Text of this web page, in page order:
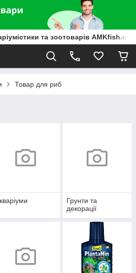
та зоотоварів AMKfish.com
Товар для риб
Грунти та
декорації